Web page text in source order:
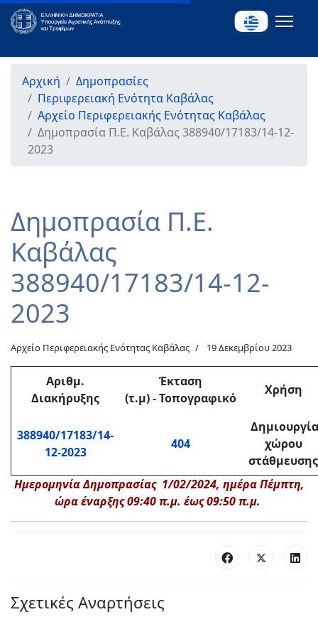
Αρχική
Δημοπρασίες
Περιφερειακή Ενότητα Καβάλας
Αρχείο Περιφερειακής Ενότητας Καβάλας
Δημοπρασία Π.Ε. Καβάλας 388940/17183/14-12-
2023
Δημοπρασία Π.Ε.
Καβάλας
388940/17183/14-12-
2023
Αρχείο Περιφερειακής Ενότητας Καβάλας 19 Δεκεμβρίου 2023
Αριθμ.
Διακήρυξης
Έκταση
(τ.μ)-Τοπογραφικό
Χρήση
388940/17183/14-
12-2023
404
Δημιουργία
χώρου
στάθμευσης
Ημερομηνία Δημοπρασίας 1/02/2024, ημέρα Πέμπτη,
ώρα έναρξης 09:40 π.μ. έως 09:50 π.μ.
Σχετικές Αναρτήσεις